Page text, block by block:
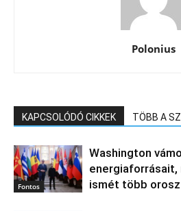
Polonius
KAPCSOLÓDÓ CIKKEK TÖBB A
Fontos
Washington
energiaforrásait,
ismét több